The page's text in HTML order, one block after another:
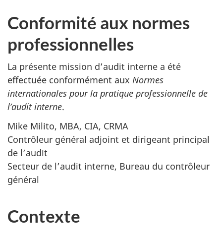
Conformité aux normes
professionnelles
La présente mission d’audit interne a été
effectuée conformément aux Normes
internationales pour la pratique professionnelle de
l’audit interne.
Mike Milito, MBA, CIA, CRMA
Contrôleur général adjoint et dirigeant principal
de l’audit
Secteur de l’audit interne, Bureau du contrôleur
général
Contexte